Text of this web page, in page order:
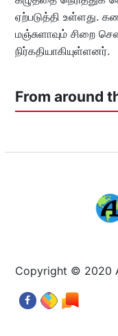
ஏற்படுத்தி
மஞ்சுளாவும் சிறை
நிர்கதியாகியுள்ளனர்.
From around
Copyright © 2020